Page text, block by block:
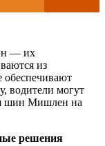
— их
из
обеспечивают
водители могут
шин Мишлен на
решения